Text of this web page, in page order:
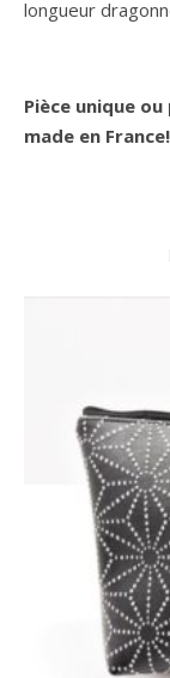
longueur
Pièce unique
made en France!